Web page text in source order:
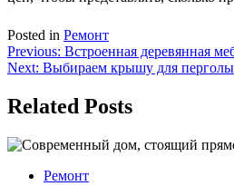
Posted in Ремонт
Навигация
по
записям
Previous: Встроенная деревянная
Next: Выбираем крышу для перголы
Related Posts
Ремонт